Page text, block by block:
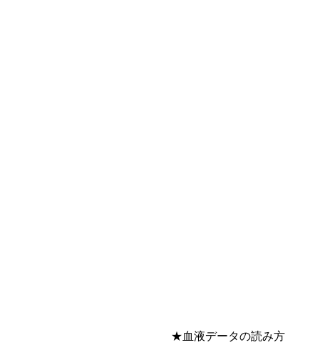
★血液データの読み方